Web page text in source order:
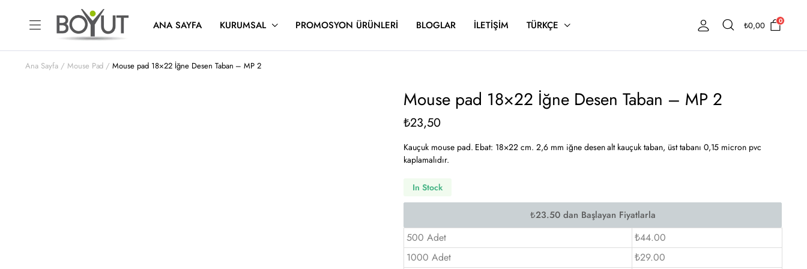
ANA SAYFA KURUMSAL PROMOSYON ÜRÜNLERI BLOGLAR İLETIŞIM TÜRKÇE ₺0,00 0
Ana Sayfa Mouse Pad Mouse pad 18×22 İğne Desen Taban – MP 2
Mouse pad 18×22 İğne Desen Taban – MP 2
₺23,50
Kauçuk mouse pad. Ebat: 18×22 cm. 2,6 mm iğne desen alt kauçuk taban, üst tabanı 0,15 micron pvc
kaplamalıdır.
In Stock
500 Adet
₺44.00
1000 Adet
₺29.00